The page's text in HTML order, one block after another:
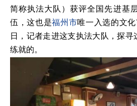
简称执法大队）获评全国先进基
伍，这也是福州市唯一入选的文
日，记者走进这支执法大队，探
练就的。